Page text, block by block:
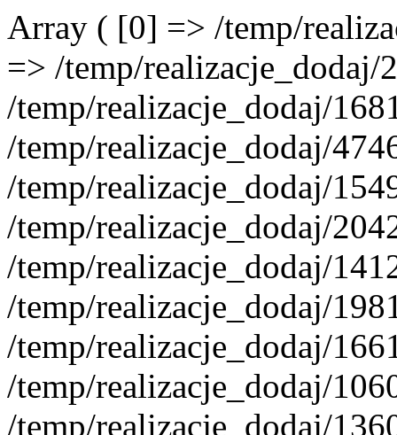
Array ( [0] => /temp/
=> /temp/
/temp/realizacje_dodaj/
/temp/realizacje_dodaj/
/temp/realizacje_dodaj/
/temp/realizacje_dodaj/
/temp/realizacje_dodaj/
/temp/realizacje_dodaj/
/temp/realizacje_dodaj/
/temp/realizacje_dodaj/
/temp/realizacje_dodaj/